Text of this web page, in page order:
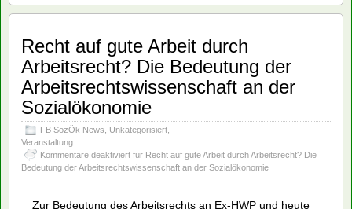
Recht auf gute Arbeit durch
Arbeitsrecht? Die Bedeutung der
Arbeitsrechtswissenschaft an der
Sozialökonomie
FB SozÖk News Unkategorisiert
Veranstaltung
Kommentare deaktiviert für Recht auf gute Arbeit durch Arbeitsrecht? Die
Bedeutung der Arbeitsrechtswissenschaft an der Sozialökonomie
Zur